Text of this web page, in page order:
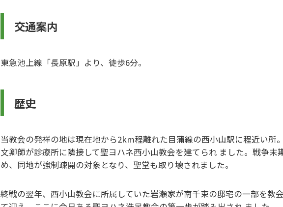
交通案内
東急池上線「長原駅」より、徒歩6分。
歴史
当教会の発祥の地は現在地から2km程離れた目蒲線の西小山駅に程近い所
文卿師が診療所に隣接して聖ヨハネ西小山教会を建てられ ました。戦争末
め、同地が強制疎開の対象となり、聖堂も取り壊されました。
終戦の翌年、西小山教会に所属していた岩瀬家が南千束の邸宅の一部を教